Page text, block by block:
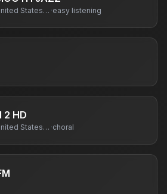
The United States Of America ·easy listening
2 HD
The United States Of America ·choral